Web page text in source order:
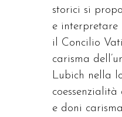
storici si
e interpretare
il Concilio
carisma
Lubich nella
e doni